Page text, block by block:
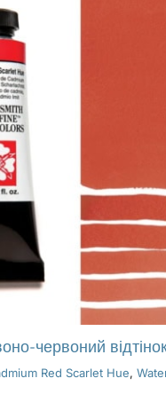
червоний
Red Scarlet Hue,